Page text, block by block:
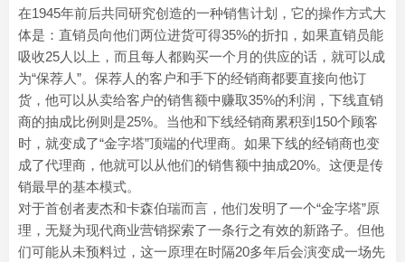
在1945年前后共同研究创造的一种销售计划，它的操作方式大
体是：直销员向他们两位进货可得35%的折扣，如果直销员能
吸收25人以上，而且每人都购买一个月的供应的话，就可以成
为“保荐人”。保荐人的客户和手下的经销商都要直接向他订
货，他可以从卖给客户的销售额中赚取35%的利润，下线直销
商的抽成比例则是25%。当他和下线经销商累积到150个顾客
时，就变成了“金字塔”顶端的代理商。如果下线的经销商也变
成了代理商，他就可以从他们的销售额中抽成20%。这便是传
销最早的基本模式。
对于首创者麦杰和卡森伯瑞而言，他们发明了一个“金字塔”原
理，无疑为现代商业营销探索了一条行之有效的新路子。但他
们可能从未预料过，这一原理在时隔20多年后会演变成一场先